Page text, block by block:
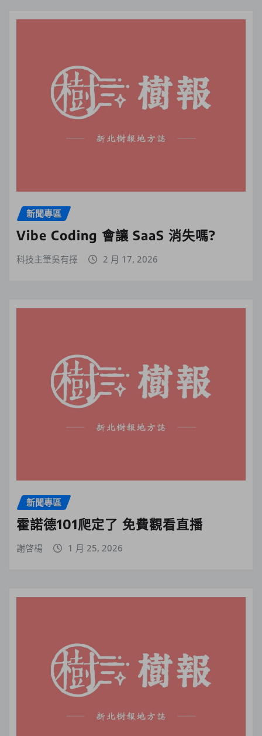
新聞專區
Vibe Coding 會讓 SaaS 消失嗎?
科技主筆吳有擇 2 月 17, 2026
新聞專區
霍諾德101爬定了 免費觀看直播
謝啓楊 1 月 25, 2026